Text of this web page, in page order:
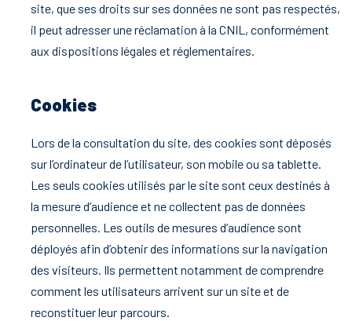
site, que ses droits sur ses données ne sont pas respectés,
il peut adresser une réclamation à la CNIL, conformément
aux dispositions légales et réglementaires.
Cookies
Lors de la consultation du site, des cookies sont déposés
sur l’ordinateur de l’utilisateur, son mobile ou sa tablette.
Les seuls cookies utilisés par le site sont ceux destinés à
la mesure d’audience et ne collectent pas de données
personnelles. Les outils de mesures d’audience sont
déployés afin d’obtenir des informations sur la navigation
des visiteurs. Ils permettent notamment de comprendre
comment les utilisateurs arrivent sur un site et de
reconstituer leur parcours.